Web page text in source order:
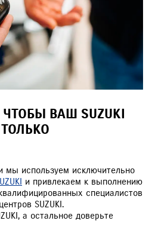
ВАШ SUZUKI
мы используем исключительно
и привлекаем к выполнению
специалистов
SUZUKI.
а остальное доверьте